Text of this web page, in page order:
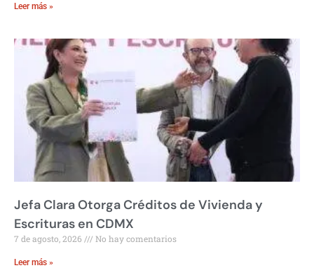
Leer más »
Jefa Clara Otorga Créditos de Vivienda y
Escrituras en CDMX
7 de agosto, 2026 No hay comentarios
Leer más »